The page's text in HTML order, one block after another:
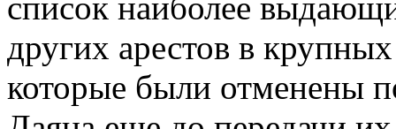
других арестов в
которые были отменены